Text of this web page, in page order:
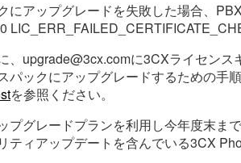
にアップグレードを失敗した場合、
、upgrade@3cx.comに3CXライセンス
パックにアップグレードするための手順
を参照ください。
プグレードプランを利用し今年度末ま
ティアップデートを含んでいる3CX